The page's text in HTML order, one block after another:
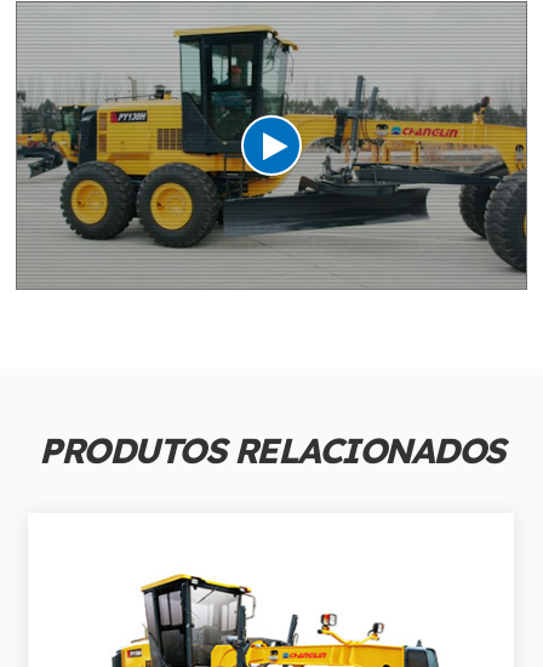
PRODUTOS RELACIONADOS